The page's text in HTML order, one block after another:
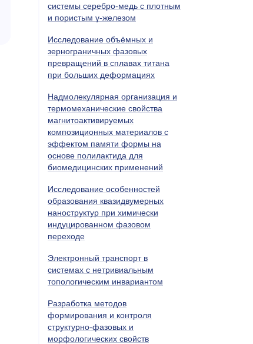
системы серебро-медь с плотным
и пористым γ-железом
Исследование объёмных и
зернограничных фазовых
превращений в сплавах титана
при больших деформациях
Надмолекулярная организация и
термомеханические свойства
магнитоактивируемых
композиционных материалов с
эффектом памяти формы на
основе полилактида для
биомедицинских применений
Исследование особенностей
образования квазидвумерных
наноструктур при химически
индуцированном фазовом
переходе
Электронный транспорт в
системах с нетривиальным
топологическим инвариантом
Разработка методов
формирования и контроля
структурно-фазовых и
морфологических свойств